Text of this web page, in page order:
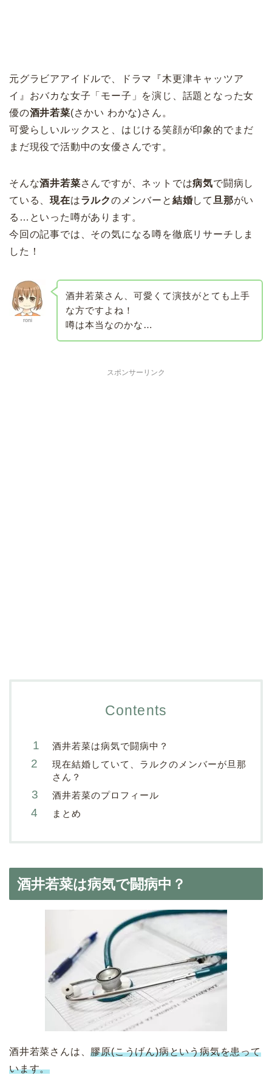
元グラビアアイドルで、ドラマ『木更津キャッツア
イ』 おバカな女子「モー子」を演じ、話題となった女
優の酒井若菜(さかい わかな)さん。
可愛らしいルックスと、はじける笑顔が印象的でまだ
まだ現役で活動中の女優さんです。
そんな酒井若菜さんですが、ネットでは病気で闘病し
ている、現在はラルクのメンバーと 結婚して旦那がい
る…といった噂があります。
今回の記事では、その気になる噂を徹底リサーチしま
した！
roni
酒井若菜さん、可愛くて演技がとても上手
な方ですよね！
噂は本当なのかな…
スポンサーリンク
Contents
酒井若菜は病気で闘病中？
現在結婚していて、ラルクのメンバーが旦那
さん？
酒井若菜のプロフィール
まとめ
酒井若菜は病気で闘病中？
酒井若菜さんは、膠原(こうげん)病という病気を患って
います。